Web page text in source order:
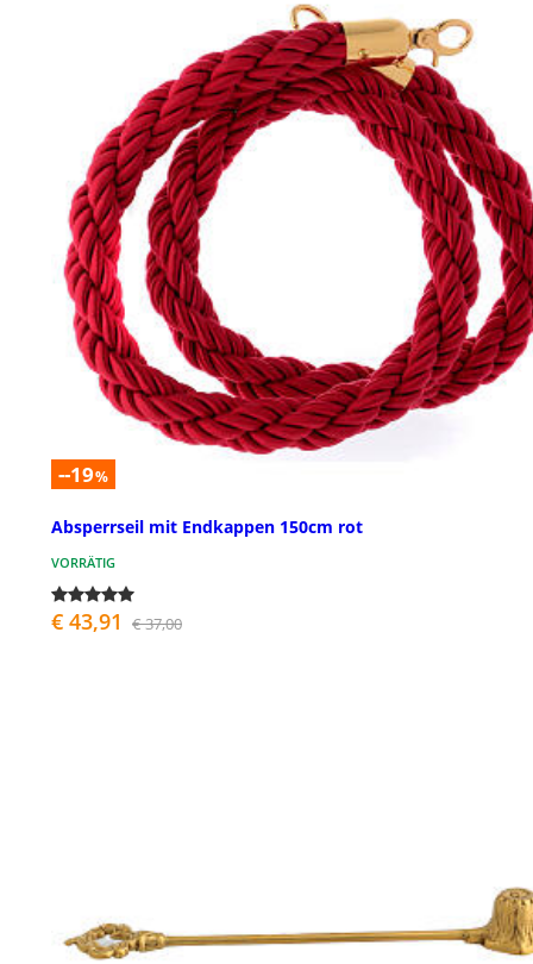
--19%
Absperrseil mit Endkappen 150cm rot
VORRÄTIG
€ 43,91 € 37,00